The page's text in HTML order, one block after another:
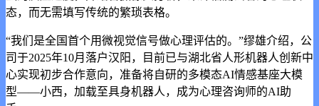
态，而无需填写传统的繁琐表格。
“我们是全国首个用微视觉信号做心理评估的。”缪雄介绍，公
司于2025年10月落户汉阳，目前已与湖北省人形机器人创新中
心实现初步合作意向，准备将自研的多模态AI情感基座大模
型——小西，加载至具身机器人，成为心理咨询师的AI助